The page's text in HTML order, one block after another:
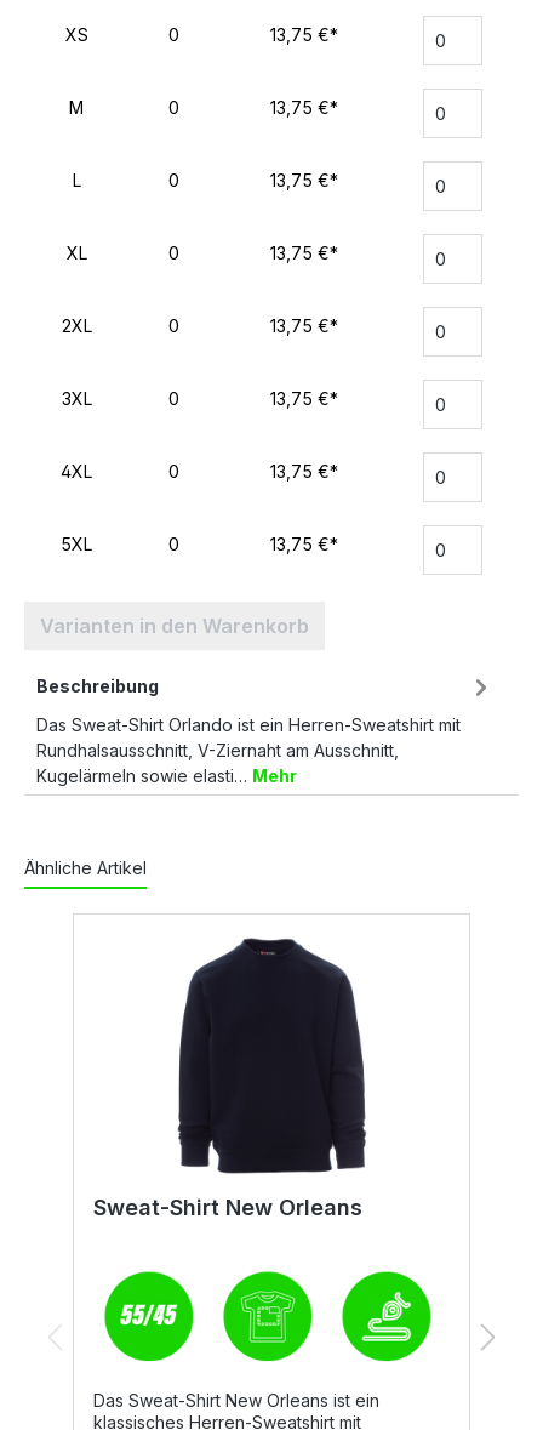
XS 0 13,75 €*
M 0 13,75 €*
L 0 13,75 €*
XL 0 13,75 €*
2XL 0 13,75 €*
3XL 0 13,75 €*
4XL 0 13,75 €*
5XL 0 13,75 €*
Varianten in den Warenkorb
Beschreibung
Das Sweat-Shirt Orlando ist ein Herren-Sweatshirt mit
Rundhalsausschnitt, V-Ziernaht am Ausschnitt,
Kugelärmeln sowie elasti… Mehr
Ähnliche Artikel
Sweat-Shirt New Orleans
Das Sweat-Shirt New Orleans ist ein
klassisches Herren-Sweatshirt mit